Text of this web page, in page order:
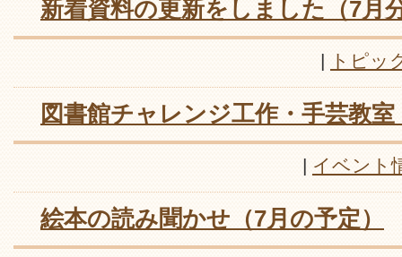
新着資料の更新をしました（7月
| トピッ
図書館チャレンジ工作・手芸教
| イベント
絵本の読み聞かせ（7月の予定）